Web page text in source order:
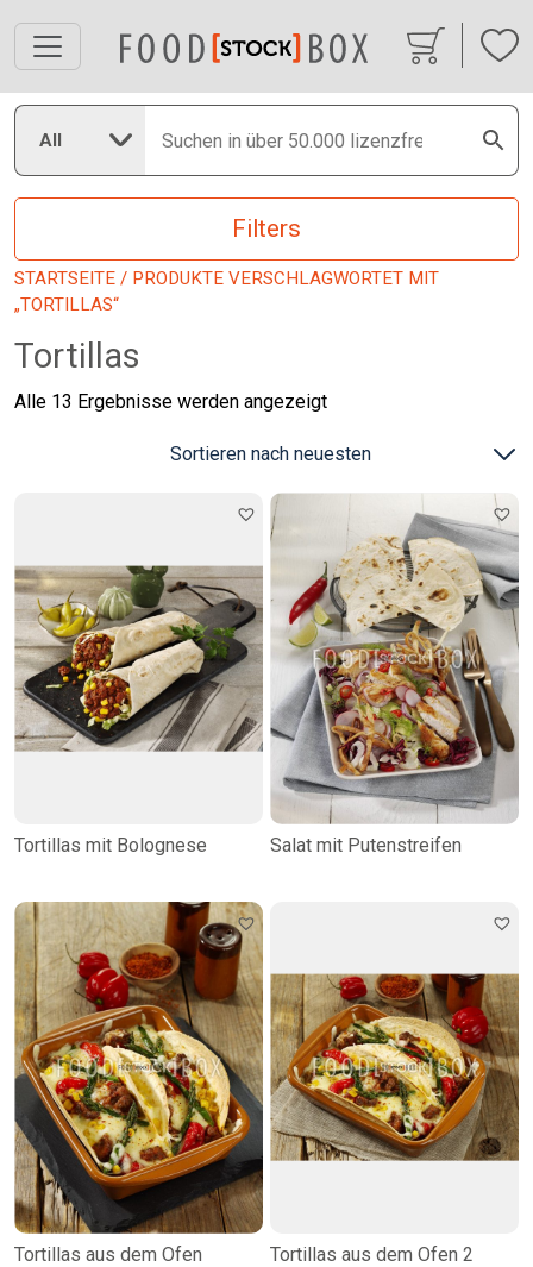
All
Filters
STARTSEITE / PRODUKTE VERSCHLAGWORTET MIT
„TORTILLAS“
Tortillas
Alle 13 Ergebnisse werden angezeigtNach
sortiert
Tortillas mit Bolognese Salat mit Putenstreifen
Tortillas aus dem Ofen Tortillas aus dem Ofen 2